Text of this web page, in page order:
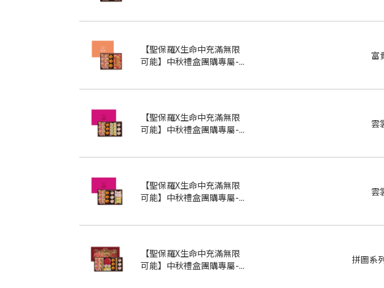
【聖保羅X生命中充滿無限
可能】中秋禮盒團購專屬-...
富
【聖保羅X生命中充滿無限
可能】中秋禮盒團購專屬-...
雲
【聖保羅X生命中充滿無限
可能】中秋禮盒團購專屬-...
雲
【聖保羅X生命中充滿無限
可能】中秋禮盒團購專屬-...
拼圖系